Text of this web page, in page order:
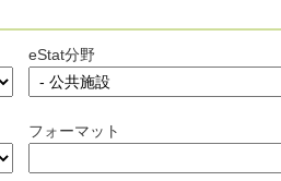
eStat分野
フォーマット